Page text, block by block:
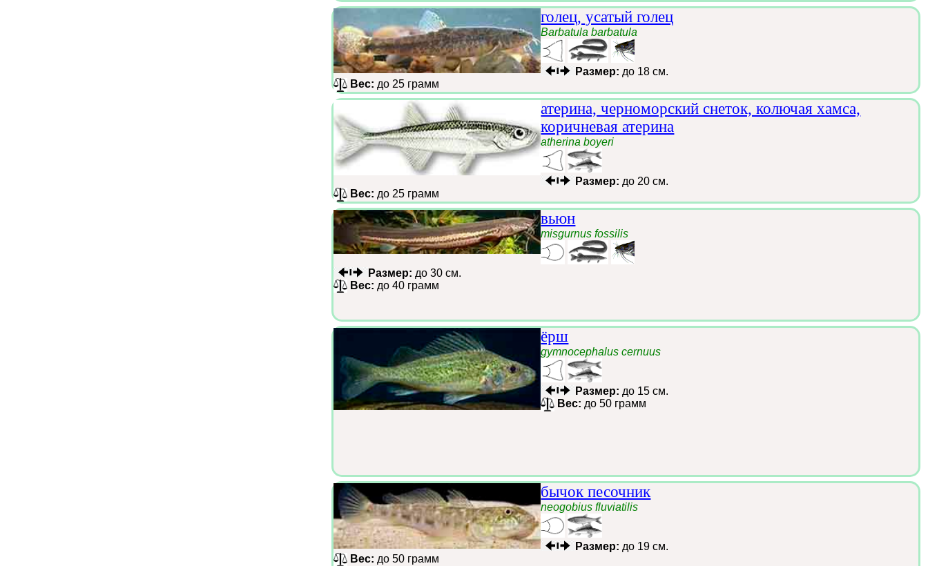
голец, усатый голец
Barbatula barbatula
Размер: до 18 см.
Вес: до 25 грамм
атерина, черноморский снеток, колючая хамса,
коричневая атерина
atherina boyeri
Размер: до 20 см.
Вес: до 25 грамм
вьюн
misgurnus fossilis
Размер: до 30 см.
Вес: до 40 грамм
ёрш
gymnocephalus cernuus
Размер: до 15 см.
Вес: до 50 грамм
бычок песочник
neogobius fluviatilis
Размер: до 19 см.
Вес: до 50 грамм